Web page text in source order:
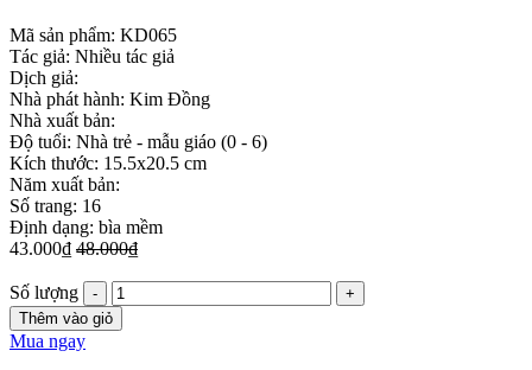
Mã sản phẩm: KD065
Tác giả: Nhiều tác giả
Dịch giả:
Nhà phát hành: Kim Đồng
Nhà xuất bản:
Độ tuổi: Nhà trẻ - mẫu giáo (0 - 6)
Kích thước: 15.5x20.5 cm
Năm xuất bản:
Số trang: 16
Định dạng: bìa mềm
43.000₫ 48.000₫
Số lượng
Thêm vào giỏ
Mua ngay